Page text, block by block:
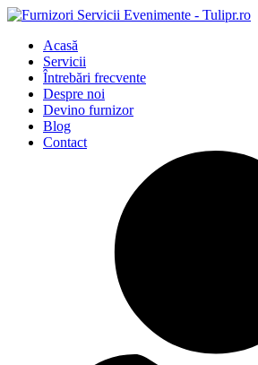
Acasă
Servicii
Întrebări frecvente
Despre noi
Devino furnizor
Blog
Contact